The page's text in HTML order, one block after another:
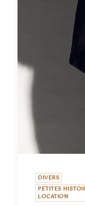
DIVERS
PETITES
LOCATION